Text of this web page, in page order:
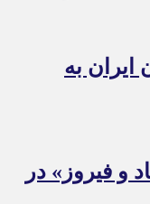
ایران به
و فیروز» در